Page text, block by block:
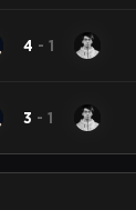
4 - 1
3 -1